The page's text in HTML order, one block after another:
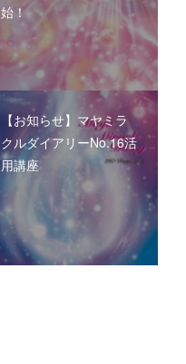
始！
【お知らせ】マヤミラ
クルダイアリーNo.16活
用講座